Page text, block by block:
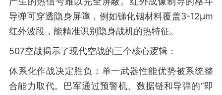
导弹可穿透隐身屏障，例如锑化铟材料覆盖3-12μm
红外波段，能精准识别隐身战机的热特征。
507空战揭示了现代空战的三个核心逻辑：
体系化作战决定胜负：单一武器性能优势被系统整
合能力取代。巴军通过预警机、数据链和导弹的“即